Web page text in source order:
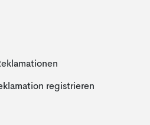
registrieren